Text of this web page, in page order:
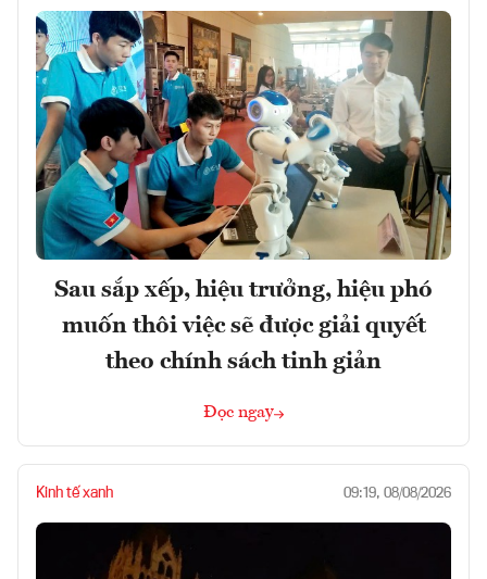
Sau sắp xếp, hiệu trưởng, hiệu phó
muốn thôi việc sẽ được giải quyết
theo chính sách tinh giản
Đọc ngay
Kinh tế xanh 09:19, 08/08/2026